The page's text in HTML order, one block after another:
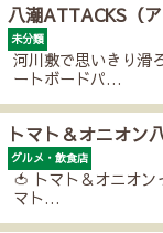
八潮ATTACKS（
未分類
河川敷で思いきり滑
ートボードパ…
トマト＆オニオン
グルメ・飲食店
🍅 トマト＆オニオ
マト…